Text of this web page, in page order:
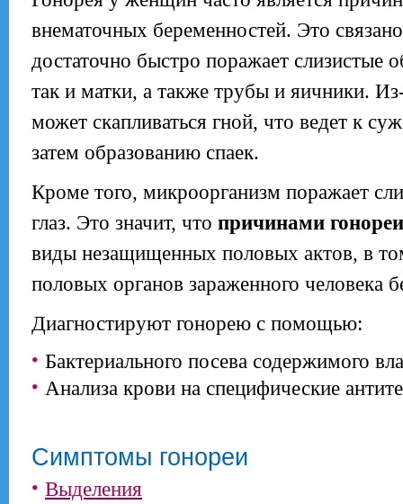
внематочных беременностей. Это
достаточно быстро поражает слизистые
так и матки, а также трубы и яичники.
может скапливаться гной, что ведет к
затем образованию спаек.
Кроме того, микроорганизм поражает
глаз. Это значит, что причинами гонореи
виды незащищенных половых актов, в
половых органов зараженного человека
Диагностируют гонорею с помощью:
Бактериального посева содержимого
Анализа крови на специфические
Симптомы гонореи
Выделения